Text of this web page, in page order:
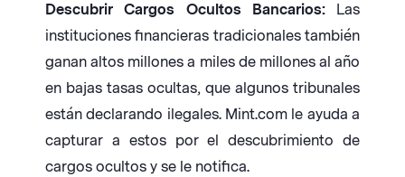
Descubrir Cargos Ocultos Bancarios:Las
instituciones financieras tradicionales también
ganan altos millones a miles de millones al año
en bajas tasas ocultas, que algunos tribunales
están declarando ilegales. Mint.com le ayuda a
capturar a estos por el descubrimiento de
cargos ocultos y se le notifica.